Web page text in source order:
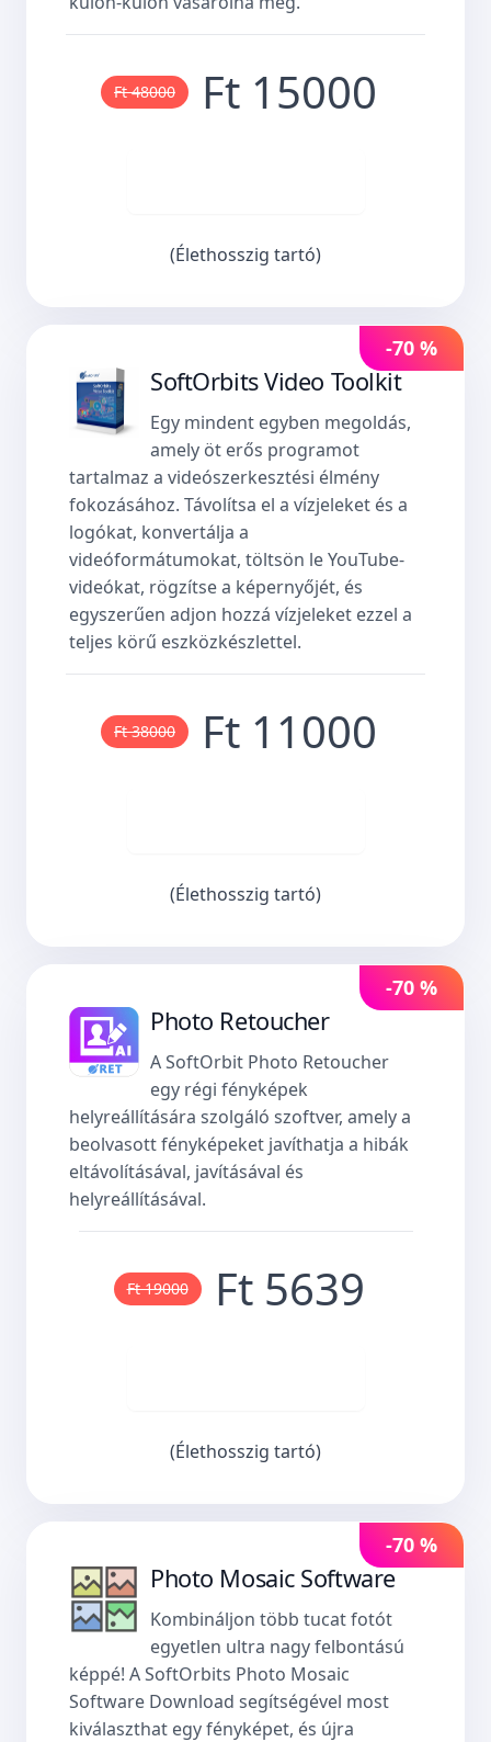
Ft 48000 Ft 15000
(Élethosszig tartó)
-70 %
SoftOrbits Video Toolkit
Egy mindent egyben megoldás,
amely öt erős programot
tartalmaz a videószerkesztési élmény
fokozásához. Távolítsa el a vízjeleket és a
logókat, konvertálja a
videóformátumokat, töltsön le YouTube-
videókat, rögzítse a képernyőjét, és
egyszerűen adjon hozzá vízjeleket ezzel a
teljes körű eszközkészlettel.
Ft 38000 Ft 11000
(Élethosszig tartó)
-70 %
Photo Retoucher
A SoftOrbit Photo Retoucher
egy régi fényképek
helyreállítására szolgáló szoftver, amely a
beolvasott fényképeket javíthatja a hibák
eltávolításával, javításával és
helyreállításával.
Ft 19000 Ft 5639
(Élethosszig tartó)
-70 %
Photo Mosaic Software
Kombináljon több tucat fotót
egyetlen ultra nagy felbontású
képpé! A SoftOrbits Photo Mosaic
Software Download segítségével most
kiválaszthat egy fényképet, és újra